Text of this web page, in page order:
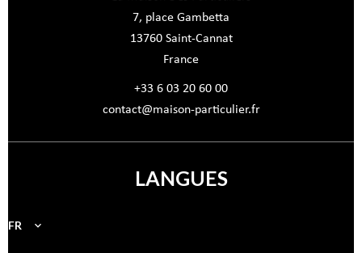
7, place Gambetta
13760Saint-Cannat
France
+33 6 03 20 60 00
contact@maison-particulier.fr
LANGUES
FR